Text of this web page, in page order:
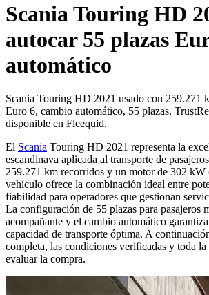
Scania Touring HD
autocar 55 plazas
automático
Scania Touring HD 2021 usado con 259.271
Euro 6, cambio automático, 55 plazas.
disponible en Fleequid.
El Scania Touring HD 2021 representa la
escandinava aplicada al transporte de
259.271 km recorridos y un motor de 302 kW
vehículo ofrece la combinación ideal entre
fiabilidad para operadores que gestionan
La configuración de 55 plazas para pasajeros
acompañante y el cambio automático
capacidad de transporte óptima. A
completa, las condiciones verificadas y toda
evaluar la compra.